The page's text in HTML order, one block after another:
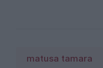
matusa tamara